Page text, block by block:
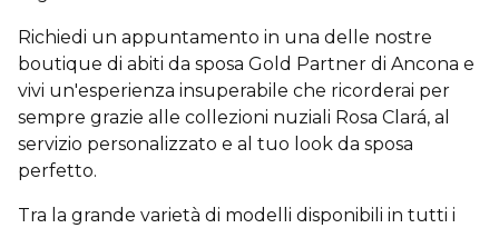
Richiedi un appuntamento in una delle nostre
boutique di abiti da sposa Gold Partner di Ancona e
vivi un'esperienza insuperabile che ricorderai per
sempre grazie alle collezioni nuziali Rosa Clará, al
servizio personalizzato e al tuo look da sposa
perfetto.
Tra la grande varietà di modelli disponibili in tutti i